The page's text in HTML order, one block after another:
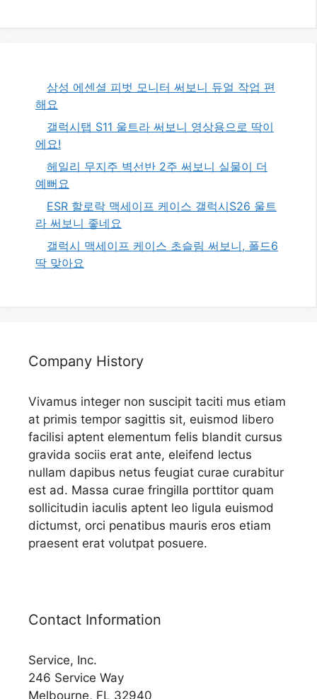
삼성 에센셜 피벗 모니터 써보니 듀얼 작업 편
해요
갤럭시탭 S11 울트라 써보니 영상용으로 딱이
에요!
헤일리 무지주 벽선반 2주 써보니 실물이 더
예뻐요
ESR 할로락 맥세이프 케이스 갤럭시S26 울트
라 써보니 좋네요
갤럭시 맥세이프 케이스 초슬림 써보니, 폴드6
딱 맞아요
Company History
Vivamus integer non suscipit taciti mus etiam
at primis tempor sagittis sit, euismod libero
facilisi aptent elementum felis blandit cursus
gravida sociis erat ante, eleifend lectus
nullam dapibus netus feugiat curae curabitur
est ad. Massa curae fringilla porttitor quam
sollicitudin iaculis aptent leo ligula euismod
dictumst, orci penatibus mauris eros etiam
praesent erat volutpat posuere.
Contact Information
Service, Inc.
246 Service Way
Melbourne, FL 32940